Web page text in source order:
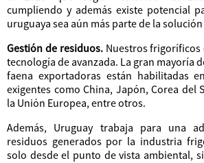
cumpliendo y además existe potencial
uruguaya sea aún más parte de la
Gestión de residuos.Nuestros frigoríficos
tecnología de avanzada. La gran mayoría
faena exportadoras están habilitadas
exigentes como China, Japón, Corea del
la Unión Europea, entre otros.
Además, Uruguay trabaja para una
residuos generados por la industria
solo desde el punto de vista ambiental,